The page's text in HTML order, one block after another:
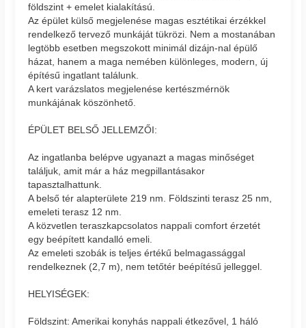
földszint + emelet kialakítású.
Az épület külső megjelenése magas esztétikai érzékkel
rendelkező tervező munkáját tükrözi. Nem a mostanában
legtöbb esetben megszokott minimál dizájn-nal épülő
házat, hanem a maga nemében különleges, modern, új
építésű ingatlant találunk.
A kert varázslatos megjelenése kertészmérnök
munkájának köszönhető.
ÉPÜLET BELSŐ JELLEMZŐI:
Az ingatlanba belépve ugyanazt a magas minőséget
találjuk, amit már a ház megpillantásakor
tapasztalhattunk.
A belső tér alapterülete 219 nm. Földszinti terasz 25 nm,
emeleti terasz 12 nm.
A közvetlen teraszkapcsolatos nappali comfort érzetét
egy beépített kandalló emeli.
Az emeleti szobák is teljes értékű belmagassággal
rendelkeznek (2,7 m), nem tetőtér beépítésű jelleggel.
HELYISÉGEK:
Földszint: Amerikai konyhás nappali étkezővel, 1 háló